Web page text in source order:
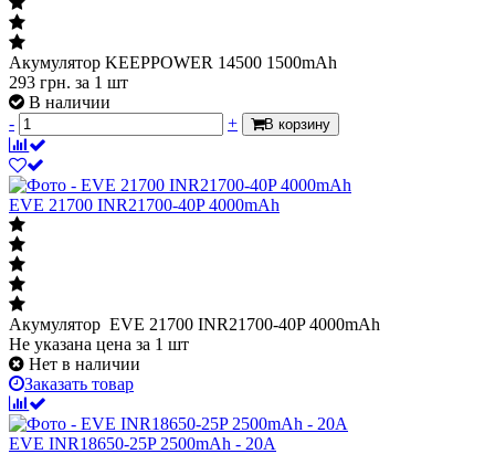
Акумулятор KEEPPOWER 14500 1500mAh
293 грн. за 1 шт
В наличии
-
+ В корзину
EVE 21700 INR21700-40P 4000mAh
Акумулятор EVE 21700 INR21700-40P 4000mAh
Не указана цена за 1 шт
Нет в наличии
Заказать товар
EVE INR18650-25P 2500mAh - 20A